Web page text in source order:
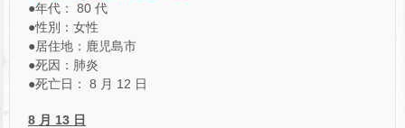
●年代： 80 代
●性別：女性
●居住地：鹿児島市
●死因：肺炎
●死亡日： 8 月 12 日
8 月 13 日